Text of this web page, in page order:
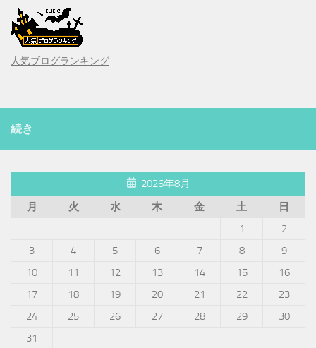
人気ブログランキング
続き
2026年8月
月
火 水 木 金 土
日
1
2
3
4 5 6 7 8
9
10
11 12 13 14 15
16
17
18 19 20 21 22
23
24
25 26 27 28 29
30
31